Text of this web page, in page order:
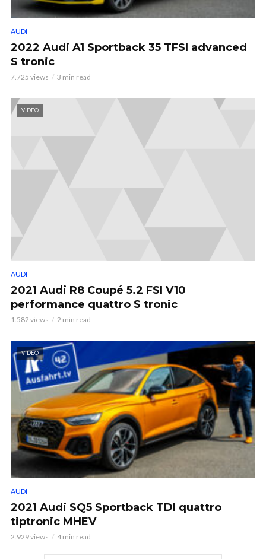
AUDI
2022 Audi A1 Sportback 35 TFSI advanced
S tronic
7.725 views 3 min read
VIDEO
AUDI
2021 Audi R8 Coupé 5.2 FSI V10
performance quattro S tronic
1.582 views 2 min read
VIDEO
AUDI
2021 Audi SQ5 Sportback TDI quattro
tiptronic MHEV
2.929 views 4 min read